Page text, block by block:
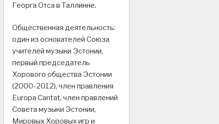
Георга Отса в Таллинне.
Общественная деятельность:
один из основателей Союза
учителей музыки Эстонии,
первый председатель
Хорового общества Эстонии
(2000-2012), член правления
Europa Cantat, член правлений
Совета музыки Эстонии,
Мировых Хоровых игр и